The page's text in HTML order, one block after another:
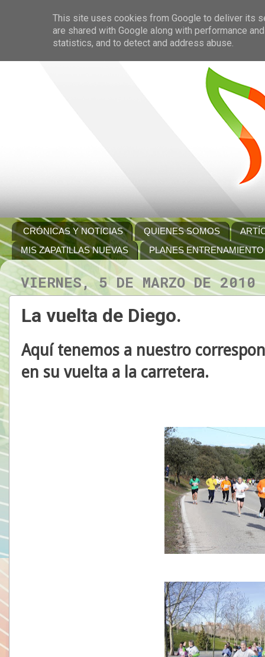
CRÓNICAS Y NOTICIAS QUIENES SOMOS
MIS ZAPATILLAS NUEVAS
PLANES ENTRENAMIENTO
VIERNES, 5 DE MARZO DE 2010
La vuelta de Diego.
Aquí tenemos a nuestro
en su vuelta a la carretera.
This site uses cookies from Google to deliver its
are shared with Google along with performance
statistics, and to detect and address abuse.